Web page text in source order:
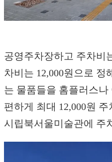
공영주차장하고 주차비
차비는 12,000원으로 정
는 물품들을 홈플러스
편하게 최대 12,000원
시립북서울미술관에 주